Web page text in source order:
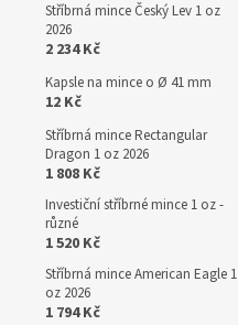
Stříbrná mince Český Lev 1 oz
2026
2 234 Kč
Kapsle na mince o Ø 41 mm
12 Kč
Stříbrná mince Rectangular
Dragon 1 oz 2026
1 808 Kč
Investiční stříbrné mince 1 oz -
různé
1 520 Kč
Stříbrná mince American Eagle 1
oz 2026
1 794 Kč